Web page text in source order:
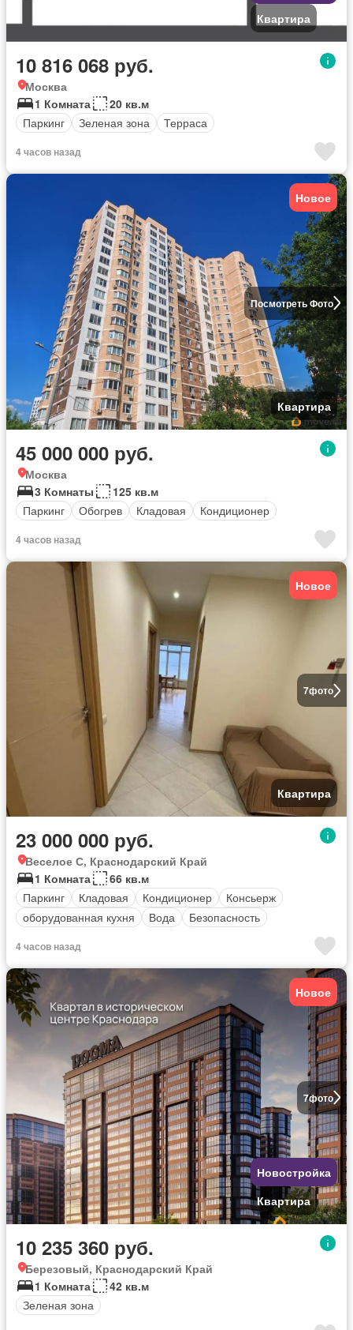
Квартира
10 816 068 руб.
Москва
1 Комната
20 кв.м
Паркинг
Зеленая зона Терраса
4 часов назад
Посмотреть Фото
Новое
Квартира
45 000 000 руб.
Москва
3 Комнаты
125 кв.м
Паркинг
Обогрев Кладовая Кондиционер
4 часов назад
7фото
Новое
Квартира
23 000 000 руб.
Веселое С, Краснодарский Край
1 Комната
66 кв.м
Паркинг
Кладовая Кондиционер
Консьерж
оборудованная кухня
Вода Безопасность
4 часов назад
7фото
Новое
Новостройка
Квартира
10 235 360 руб.
Березовый, Краснодарский Край
1 Комната
42 кв.м
Зеленая зона